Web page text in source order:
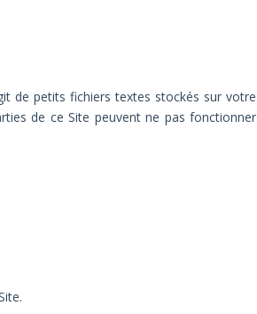
de petits fichiers textes stockés sur votre
de ce Site peuvent ne pas fonctionner